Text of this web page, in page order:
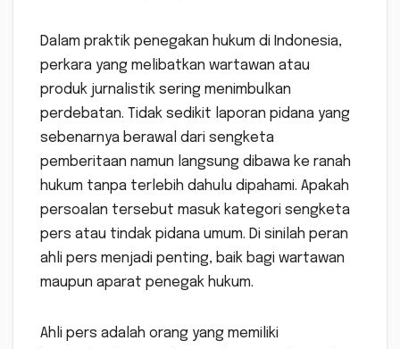
Dalam praktik penegakan hukum di Indonesia,
perkara yang melibatkan wartawan atau
produk jurnalistik sering menimbulkan
perdebatan. Tidak sedikit laporan pidana yang
sebenarnya berawal dari sengketa
pemberitaan namun langsung dibawa ke ranah
hukum tanpa terlebih dahulu dipahami. Apakah
persoalan tersebut masuk kategori sengketa
pers atau tindak pidana umum. Di sinilah peran
ahli pers menjadi penting, baik bagi wartawan
maupun aparat penegak hukum.
Ahli pers adalah orang yang memiliki